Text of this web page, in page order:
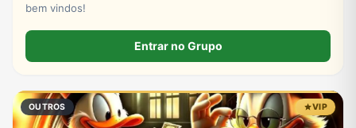
bem vindos!
Entrar no Grupo
OUTROS VIP